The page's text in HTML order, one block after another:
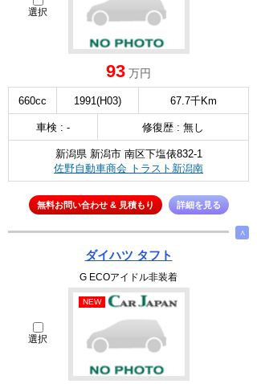
選択
93 万円
660cc 1991(H03) 67.7千Km
車検 : - 修復歴 : 無し
新潟県 新潟市 南区下塩俵832-1
佐野自動車商会 トラスト新潟南
無料お問い合わせ & 見積もり 詳細を見る
∧
ダイハツ タフト
G ECOアイドル非装着
選択
NEW